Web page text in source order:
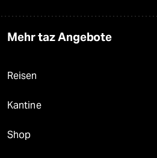
Mehr taz Angebote
Reisen
Kantine
Shop